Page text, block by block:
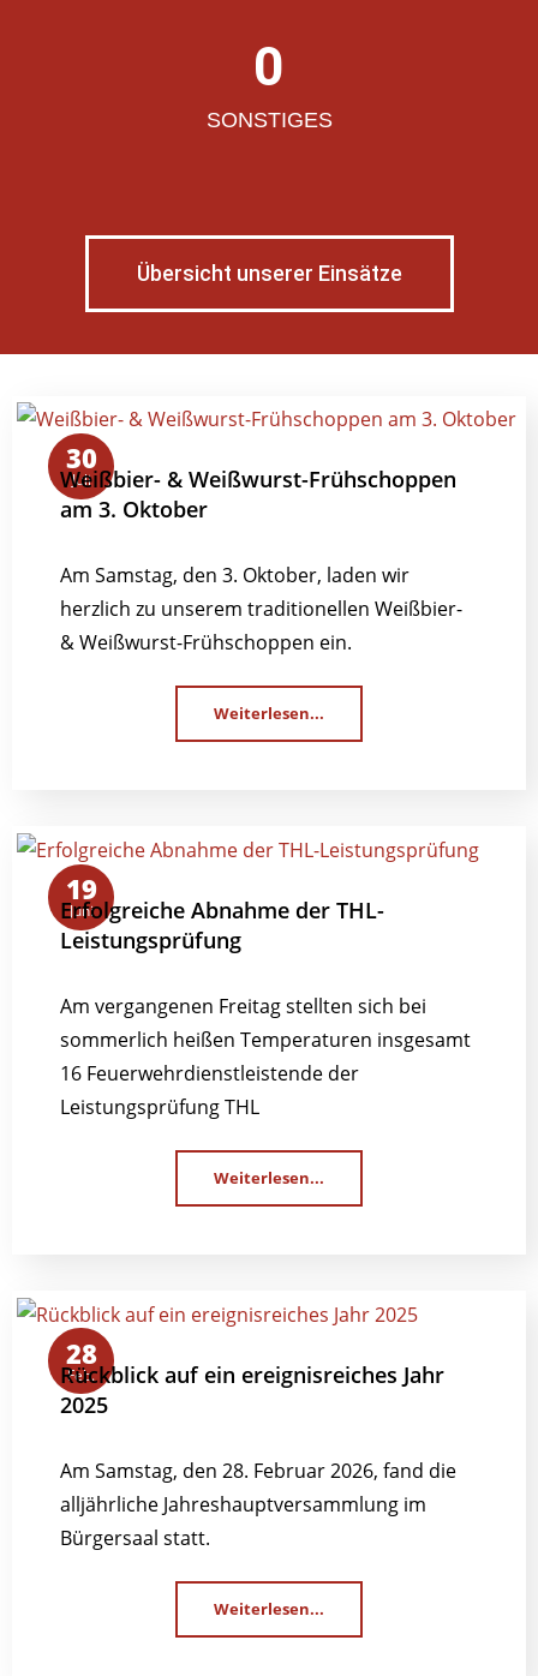
SONSTIGES
0
Übersicht unserer Einsätze
30
Juli
Weißbier- & Weißwurst-Frühschoppen
am 3. Oktober
Am Samstag, den 3. Oktober, laden wir
herzlich zu unserem traditionellen Weißbier-
& Weißwurst-Frühschoppen ein.
Weiterlesen...
19
Juni
Erfolgreiche Abnahme der THL-
Leistungsprüfung
Am vergangenen Freitag stellten sich bei
sommerlich heißen Temperaturen insgesamt
16 Feuerwehrdienstleistende der
Leistungsprüfung THL
Weiterlesen...
28
Feb.
Rückblick auf ein ereignisreiches Jahr
2025
Am Samstag, den 28. Februar 2026, fand die
alljährliche Jahreshauptversammlung im
Bürgersaal statt.
Weiterlesen...